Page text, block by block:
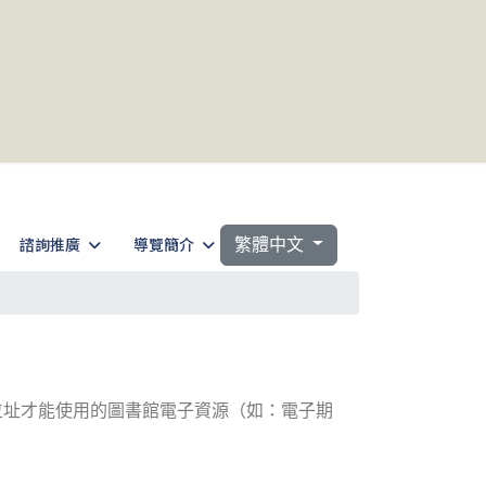
諮詢推廣 導覽簡介 選擇你的語言
繁體中文
才能使用的圖書館電子資源（如：電子期